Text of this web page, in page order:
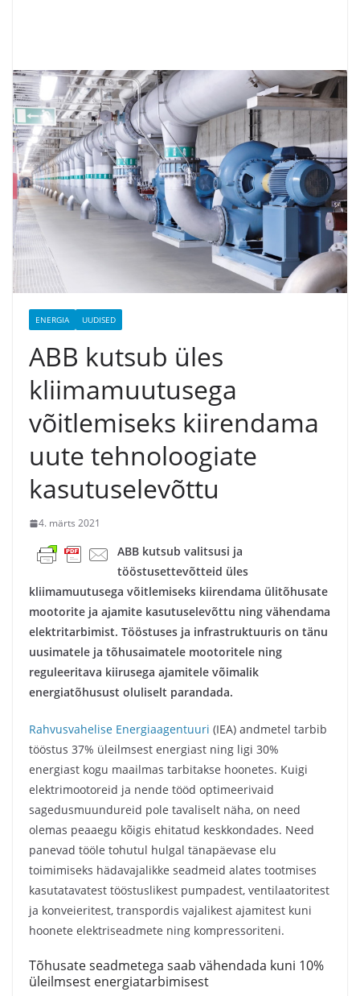
ENERGIA UUDISED
ABB kutsub üles
kliimamuutusega
võitlemiseks kiirendama
uute tehnoloogiate
kasutuselevõttu
4. märts 2021
ABB kutsub valitsusi ja
tööstusettevõtteid üles
kliimamuutusega võitlemiseks kiirendama ülitõhusate
mootorite ja ajamite kasutuselevõttu ning vähendama
elektritarbimist. Tööstuses ja infrastruktuuris on tänu
uusimatele ja tõhusaimatele mootoritele ning
reguleeritava kiirusega ajamitele võimalik
energiatõhusust oluliselt parandada.
Rahvusvahelise Energiaagentuuri (IEA) andmetel tarbib
tööstus 37% üleilmsest energiast ning ligi 30%
energiast kogu maailmas tarbitakse hoonetes. Kuigi
elektrimootoreid ja nende tööd optimeerivaid
sagedusmuundureid pole tavaliselt näha, on need
olemas peaaegu kõigis ehitatud keskkondades. Need
panevad tööle tohutul hulgal tänapäevase elu
toimimiseks hädavajalikke seadmeid alates tootmises
kasutatavatest tööstuslikest pumpadest, ventilaatoritest
ja konveieritest, transpordis vajalikest ajamitest kuni
hoonete elektriseadmete ning kompressoriteni.
Tõhusate seadmetega saab vähendada kuni 10%
üleilmsest energiatarbimisest